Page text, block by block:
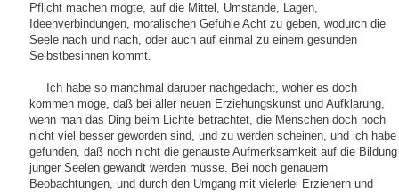
Pflicht machen mögte, auf die Mittel, Umstände, Lagen,
Ideenverbindungen, moralischen Gefühle Acht zu geben, wodurch die
Seele nach und nach, oder auch auf einmal zu einem gesunden
Selbstbesinnen kommt.
Ich habe so manchmal darüber nachgedacht, woher es doch
kommen möge, daß bei aller neuen Erziehungskunst und Aufklärung,
wenn man das Ding beim Lichte betrachtet, die Menschen doch noch
nicht viel besser geworden sind, und zu werden scheinen, und ich habe
gefunden, daß noch nicht die genauste Aufmerksamkeit auf die Bildung
junger Seelen gewandt werden müsse. Bei noch genauern
Beobachtungen, und durch den Umgang mit vielerlei Erziehern und